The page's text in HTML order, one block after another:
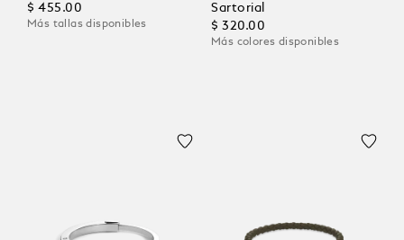
$ 455.00
Más tallas disponibles
Sartorial
$ 320.00
Más colores disponibles